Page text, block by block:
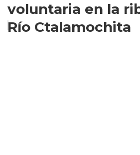
voluntaria en la
Río Ctalamochita